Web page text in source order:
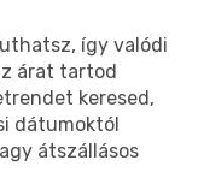
így valódi
árat tartod
keresed,
dátumoktól
átszállásos